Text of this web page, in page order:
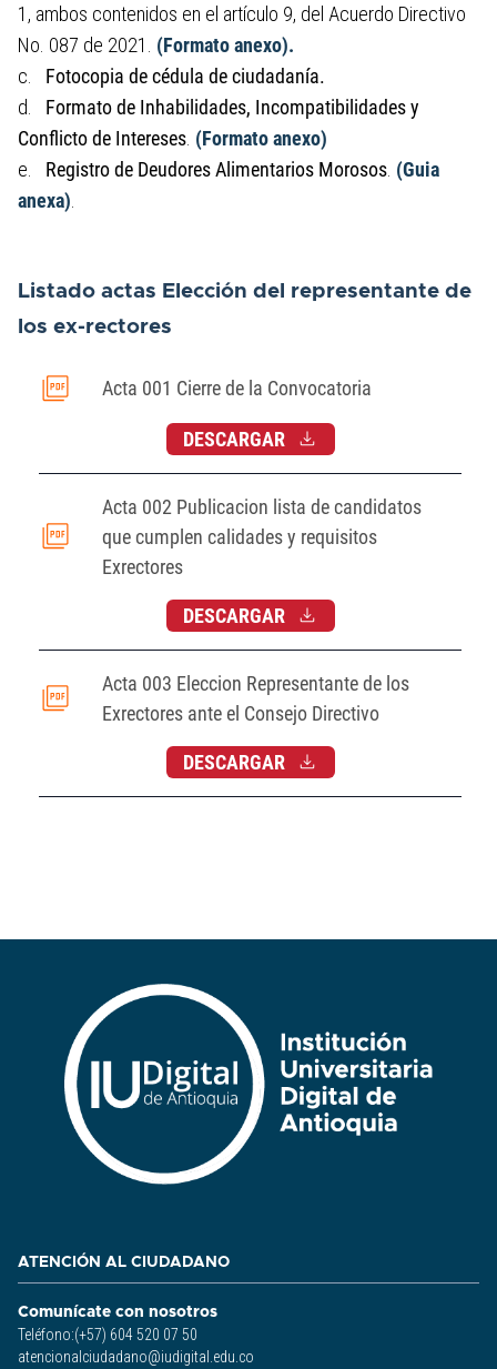
1, ambos contenidos en el artículo 9, del Acuerdo Directivo
No. 087 de 2021. (Formato anexo).
c. Fotocopia de cédula de ciudadanía.
d. Formato de Inhabilidades, Incompatibilidades y
Conflicto de Intereses (Formato anexo)
e. Registro de Deudores Alimentarios Morosos (Guia
anexa)
Listado actas Elección del representante de
los ex-rectores
Acta 001 Cierre de la Convocatoria
DESCARGAR
Acta 002 Publicacion lista de candidatos
que cumplen calidades y requisitos
Exrectores
DESCARGAR
Acta 003 Eleccion Representante de los
Exrectores ante el Consejo Directivo
DESCARGAR
ATENCIÓN AL CIUDADANO
Comunícate con nosotros
Teléfono:(+57) 604 520 07 50
atencionalciudadano@iudigital.edu.co